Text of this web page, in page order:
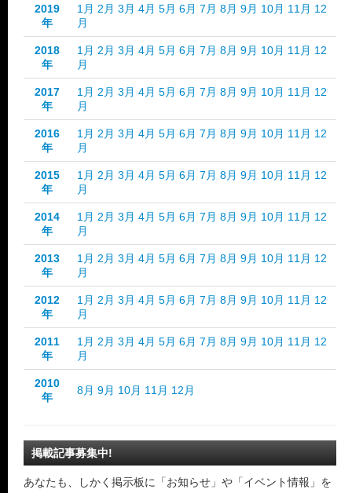
2019
年
1月 2月 3月 4月 5月 6月 7月 8月 9月 10月 11月 12
月
2018
年
1月 2月 3月 4月 5月 6月 7月 8月 9月 10月 11月 12
月
2017
年
1月 2月 3月 4月 5月 6月 7月 8月 9月 10月 11月 12
月
2016
年
1月 2月 3月 4月 5月 6月 7月 8月 9月 10月 11月 12
月
2015
年
1月 2月 3月 4月 5月 6月 7月 8月 9月 10月 11月 12
月
2014
年
1月 2月 3月 4月 5月 6月 7月 8月 9月 10月 11月 12
月
2013
年
1月 2月 3月 4月 5月 6月 7月 8月 9月 10月 11月 12
月
2012
年
1月 2月 3月 4月 5月 6月 7月 8月 9月 10月 11月 12
月
2011
年
1月 2月 3月 4月 5月 6月 7月 8月 9月 10月 11月 12
月
2010
年
8月 9月 10月 11月 12月
掲載記事募集中!
あなたも、しかく掲示板に「お知らせ」や「イベント情報」を